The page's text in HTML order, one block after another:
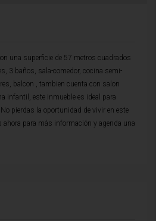
una superficie de 57 metros cuadrados
3 baños, sala-comedor, cocina semi-
balcon , tambien cuenta con salon
infantil, este inmueble es ideal para
pierdas la oportunidad de vivir en este
ahora para más información y agenda una